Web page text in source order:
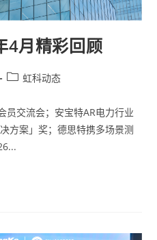
月精彩回顾
虹科动态
员交流会；安宝特AR电力行业
方案」奖；德思特携多场景测